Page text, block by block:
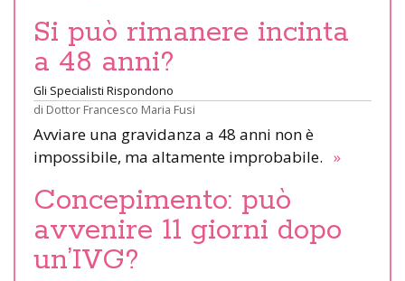
Si può rimanere incinta
a 48 anni?
Gli Specialisti Rispondono
di Dottor Francesco Maria Fusi
Avviare una gravidanza a 48 anni non è
impossibile, ma altamente improbabile. »
Concepimento: può
avvenire 11 giorni dopo
un’IVG?